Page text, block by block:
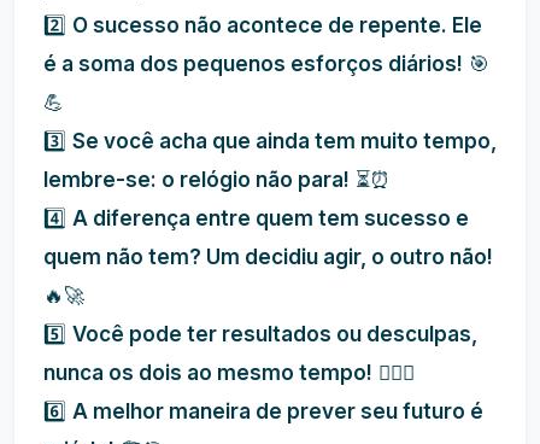
2️⃣ O sucesso não acontece de repente. Ele
é a soma dos pequenos esforços diários! 🎯
💪
3️⃣ Se você acha que ainda tem muito tempo,
lembre-se: o relógio não para! ⏳⏰
4️⃣ A diferença entre quem tem sucesso e
quem não tem? Um decidiu agir, o outro não!
🔥🚀
5️⃣ Você pode ter resultados ou desculpas,
nunca os dois ao mesmo tempo! 🤷‍♂️✅
6️⃣ A melhor maneira de prever seu futuro é